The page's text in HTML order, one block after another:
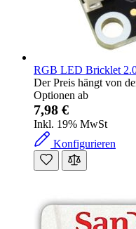
RGB LED Bricklet
Der Preis hängt von
Optionen ab
7,98 €
Inkl. 19% MwSt
Konfigurieren